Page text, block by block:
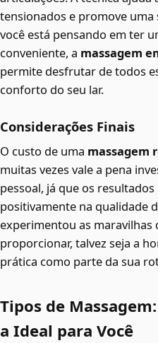
tensionados e promove uma
você está pensando em ter
conveniente, a massagem
permite desfrutar de todos
conforto do seu lar.
Considerações Finais
O custo de uma massagem
muitas vezes vale a pena
pessoal, já que os
positivamente na qualidade
experimentou as maravilhas
proporcionar, talvez seja a
prática como parte da sua
Tipos de
a Ideal para Você